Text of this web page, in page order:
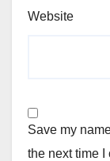
Website
Save my
the next time I